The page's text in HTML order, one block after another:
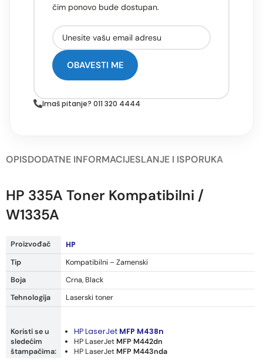
čim ponovo bude dostupan.
OBAVESTI ME
Imaš pitanje? 011 320 4444
OPISDODATNE INFORMACIJESLANJE I ISPORUKA
HP 335A Toner Kompatibilni /
W1335A
Proizvođač HP
Tip
Kompatibilni – Zamenski
Boja
Crna, Black
Tehnologija
Laserski toner
Koristi se u
sledećim
štampačima:
HP LaserJet MFP M438n
HP LaserJetMFP M442dn
HP LaserJetMFP M443nda